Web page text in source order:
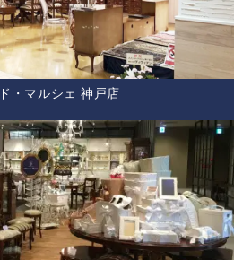
・マルシェ 神戸店